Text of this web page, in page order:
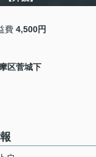
費 4,500円
区菅城下